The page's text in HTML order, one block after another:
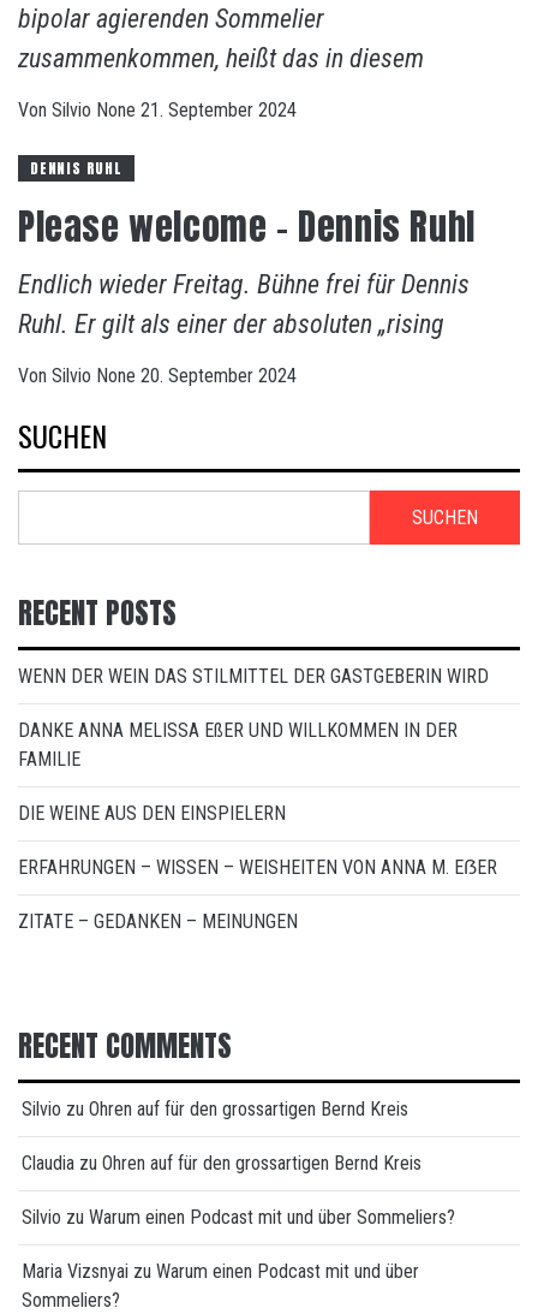
bipolar agierenden Sommelier
zusammenkommen, heißt das in diesem
Von Silvio None 21. September 2024
DENNIS RUHL
Please welcome – Dennis Ruhl
Endlich wieder Freitag. Bühne frei für Dennis
Ruhl. Er gilt als einer der absoluten „rising
Von Silvio None 20. September 2024
SUCHEN
SUCHEN
RECENT POSTS
WENN DER WEIN DAS STILMITTEL DER GASTGEBERIN WIRD
DANKE ANNA MELISSA EßER UND WILLKOMMEN IN DER
FAMILIE
DIE WEINE AUS DEN EINSPIELERN
ERFAHRUNGEN – WISSEN – WEISHEITEN VON ANNA M. EẞER
ZITATE – GEDANKEN – MEINUNGEN
RECENT COMMENTS
Silvio zu Ohren auf für den grossartigen Bernd Kreis
Claudia zu Ohren auf für den grossartigen Bernd Kreis
Silvio zu Warum einen Podcast mit und über Sommeliers?
Maria Vizsnyai zu Warum einen Podcast mit und über
Sommeliers?